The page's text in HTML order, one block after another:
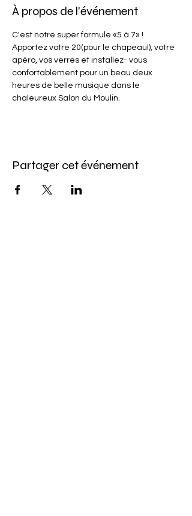
À propos de l'événement
C'est notre super formule «5 à 7» !
Apportez votre 20(pour le chapeau!), votre
apéro, vos verres et installez- vous
confortablement pour un beau deux
heures de belle musique dans le
chaleureux Salon du Moulin.
Partager cet événement